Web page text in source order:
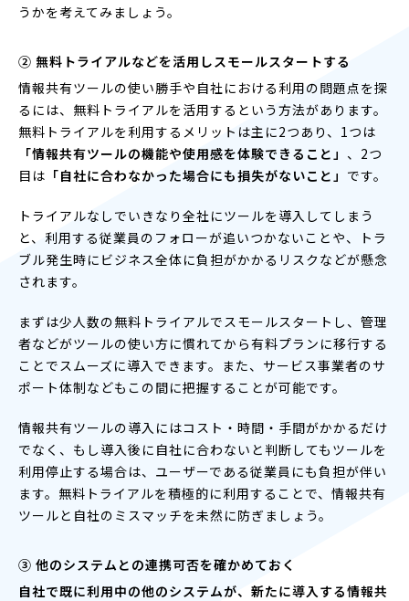
うかを考えてみましょう。
② 無料トライアルなどを活用しスモールスタートする
情報共有ツールの使い勝手や自社における利用の問題点を探
るには、無料トライアルを活用するという方法があります。
無料トライアルを利用するメリットは主に2つあり、1つは
「情報共有ツールの機能や使用感を体験できること」 、2つ
目は 「自社に合わなかった場合にも損失がないこと」 です。
トライアルなしでいきなり全社にツールを導入してしまう
と、利用する従業員のフォローが追いつかないことや、トラ
ブル発生時にビジネス全体に負担がかかるリスクなどが懸念
されます。
まずは少人数の無料トライアルでスモールスタートし、管理
者などがツールの使い方に慣れてから有料プランに移行する
ことでスムーズに導入できます。また、サービス事業者のサ
ポート体制などもこの間に把握することが可能です。
情報共有ツールの導入にはコスト・時間・手間がかかるだけ
でなく、もし導入後に自社に合わないと判断してもツールを
利用停止する場合は、ユーザーである従業員にも負担が伴い
ます。無料トライアルを積極的に利用することで、情報共有
ツールと自社のミスマッチを未然に防ぎましょう。
③ 他のシステムとの連携可否を確かめておく
自社で既に利用中の他のシステムが、新たに導入する情報共